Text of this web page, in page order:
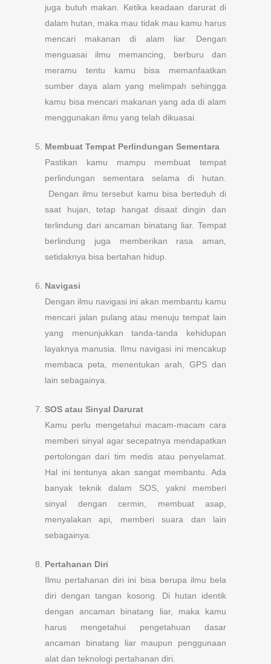
juga butuh makan. Ketika keadaan darurat di
dalam hutan, maka mau tidak mau kamu harus
mencari makanan di alam liar. Dengan
menguasai ilmu memancing, berburu dan
meramu tentu kamu bisa memanfaatkan
sumber daya alam yang melimpah sehingga
kamu bisa mencari makanan yang ada di alam
menggunakan ilmu yang telah dikuasai.
Membuat Tempat Perlindungan Sementara
Pastikan kamu mampu membuat tempat
perlindungan sementara selama di hutan.
Dengan ilmu tersebut kamu bisa berteduh di
saat hujan, tetap hangat disaat dingin dan
terlindung dari ancaman binatang liar. Tempat
berlindung juga memberikan rasa aman,
setidaknya bisa bertahan hidup.
Navigasi
Dengan ilmu navigasi ini akan membantu kamu
mencari jalan pulang atau menuju tempat lain
yang menunjukkan tanda-tanda kehidupan
layaknya manusia. Ilmu navigasi ini mencakup
membaca peta, menentukan arah, GPS dan
lain sebagainya.
SOS atau Sinyal Darurat
Kamu perlu mengetahui macam-macam cara
memberi sinyal agar secepatnya mendapatkan
pertolongan dari tim medis atau penyelamat.
Hal ini tentunya akan sangat membantu. Ada
banyak teknik dalam SOS, yakni memberi
sinyal dengan cermin, membuat asap,
menyalakan api, memberi suara dan lain
sebagainya.
Pertahanan Diri
Ilmu pertahanan diri ini bisa berupa ilmu bela
diri dengan tangan kosong. Di hutan identik
dengan ancaman binatang liar, maka kamu
harus mengetahui pengetahuan dasar
ancaman binatang liar maupun penggunaan
alat dan teknologi pertahanan diri.